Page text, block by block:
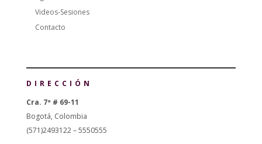
Videos-Sesiones
Contacto
DIRECCIÓN
Cra. 7ª # 69-11
Bogotá, Colombia
(571)2493122 – 5550555